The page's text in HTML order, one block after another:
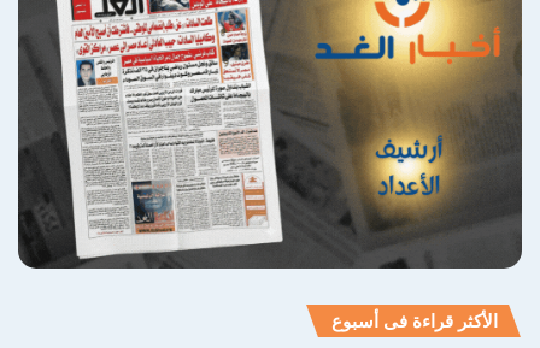
سباق الخيول الشهير، و
حديقة الأسماك الخديوية:
التي افتتحت رسمياً عام 1902 بجبلايتها الشهيرة،
ولا تزال مقصد المصطافين في الزمالك.
ويبقى قصر الجزيرة شاهداً على رجل استثمر فكره
وثروته ليضع مصر في أجمل صورة أمام العالم،
وليكون قصره أيقونة معمارية تتناغم فيها مدارس
السيادة المصرية.
الأكثر قراءة فى أسبوع